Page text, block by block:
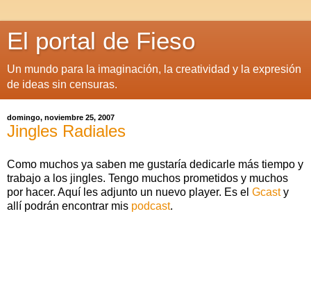
El portal de Fieso
Un mundo para la imaginación, la creatividad y la expresión
de ideas sin censuras.
domingo, noviembre 25, 2007
Jingles Radiales
Como muchos ya saben me gustaría dedicarle más tiempo y
trabajo a los jingles. Tengo muchos prometidos y muchos
por hacer. Aquí les adjunto un nuevo player. Es el Gcasty
allí podrán encontrar mis podcast.